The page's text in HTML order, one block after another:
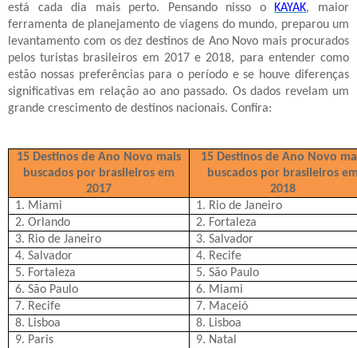
está cada dia mais perto. Pensando nisso o KAYAK, maior
ferramenta de planejamento de viagens do mundo, preparou um
levantamento com os dez destinos de Ano Novo mais procurados
pelos turistas brasileiros em 2017 e 2018, para entender como
estão nossas preferências para o período e se houve diferenças
significativas em relação ao ano passado. Os dados revelam um
grande crescimento de destinos nacionais. Confira:
15 Destinos de Ano Novo mais
buscados por brasileiros em
2017
15 Destinos de Ano Novo
buscados por brasileiros
2018
1. Miami
1. Rio de Janeiro
2. Orlando
2. Fortaleza
3. Rio de Janeiro
3. Salvador
4. Salvador
4. Recife
5. Fortaleza
5. São Paulo
6. São Paulo
6. Miami
7. Recife
7. Maceió
8. Lisboa
8. Lisboa
9. Paris
9. Natal